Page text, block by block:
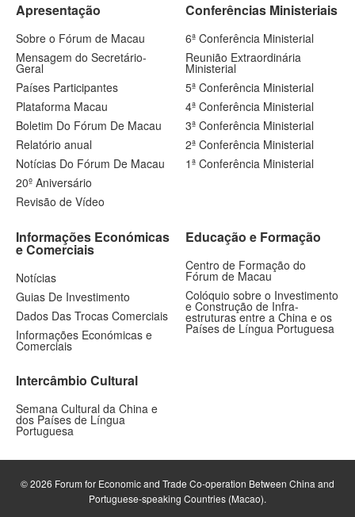
Apresentação
Sobre o Fórum de Macau
Mensagem do Secretário-
Geral
Países Participantes
Plataforma Macau
Boletim Do Fórum De Macau
Relatório anual
Notícias Do Fórum De Macau
20º Aniversário
Revisão de Vídeo
Conferências Ministeriais
6ª Conferência Ministerial
Reunião Extraordinária
Ministerial
5ª Conferência Ministerial
4ª Conferência Ministerial
3ª Conferência Ministerial
2ª Conferência Ministerial
1ª Conferência Ministerial
Informações Económicas
e Comerciais
Notícias
Guias De Investimento
Dados Das Trocas Comerciais
Informações Económicas e
Comerciais
Intercâmbio Cultural
Semana Cultural da China e
dos Países de Língua
Portuguesa
Educação e Formação
Centro de Formação do
Fórum de Macau
Colóquio sobre o Investimento
e Construção de Infra-
estruturas entre a China e os
Países de Língua Portuguesa
© 2026 Forum for Economic and Trade Co-operation Between China and
Portuguese-speaking Countries (Macao).